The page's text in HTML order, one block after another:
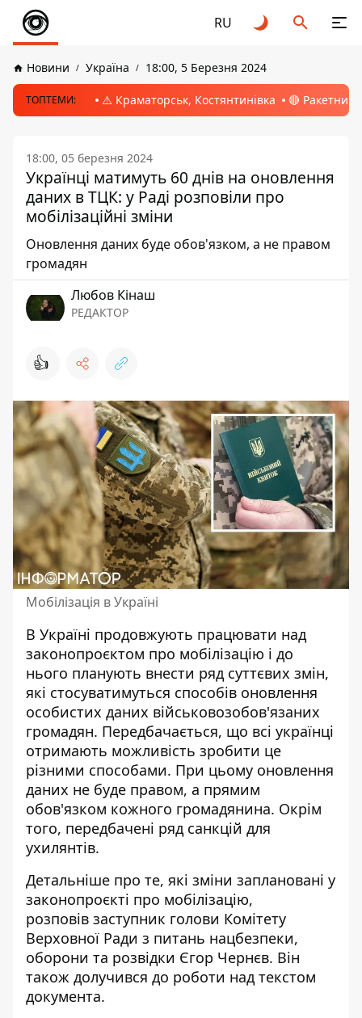
RU
Новини Україна 18:00, 5 Березня 2024
ТОПТЕМИ: ⚠️ Краматорськ, Костянтинівка 🔴 Ракетний
18:00, 05 березня 2024
Українці матимуть 60 днів на оновлення
даних в ТЦК: у Раді розповіли про
мобілізаційні зміни
Оновлення даних буде обов'язком, а не правом
громадян
Любов Кінаш
РЕДАКТОР
👍
Мобілізація в Україні
В Україні продовжують працювати над
законопроєктом про мобілізацію і до
нього планують внести ряд суттєвих змін,
які стосуватимуться способів оновлення
особистих даних військовозобов'язаних
громадян. Передбачається, що всі українці
отримають можливість зробити це
різними способами. При цьому оновлення
даних не буде правом, а прямим
обов'язком кожного громадянина. Окрім
того, передбачені ряд санкцій для
ухилянтів.
Детальніше про те, які зміни заплановані у
законопроєкті про мобілізацію,
розповів заступник голови Комітету
Верховної Ради з питань нацбезпеки,
оборони та розвідки Єгор Чернєв. Він
також долучився до роботи над текстом
документа.